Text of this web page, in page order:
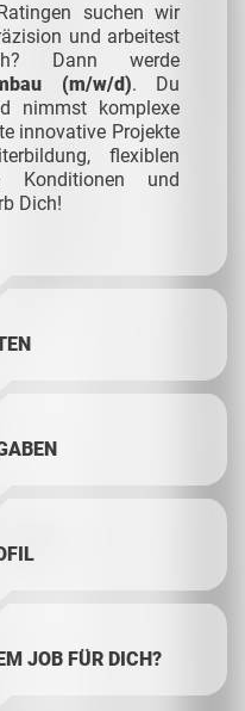
suchen wir
und arbeitest
Dann werde
(m/w/d). Du
nimmst komplexe
innovative Projekte
flexiblen
Konditionen und
Dich!
JOB FÜR DICH?